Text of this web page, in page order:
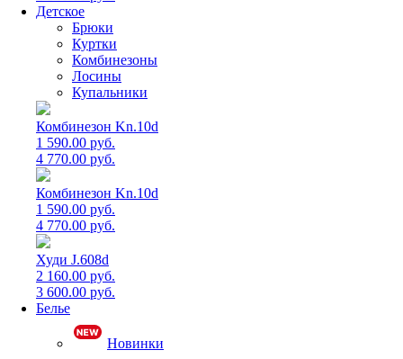
Детское
Брюки
Куртки
Комбинезоны
Лосины
Купальники
Комбинезон Kn.10d
1 590.00 руб.
4 770.00 руб.
Комбинезон Kn.10d
1 590.00 руб.
4 770.00 руб.
Худи J.608d
2 160.00 руб.
3 600.00 руб.
Белье
Новинки